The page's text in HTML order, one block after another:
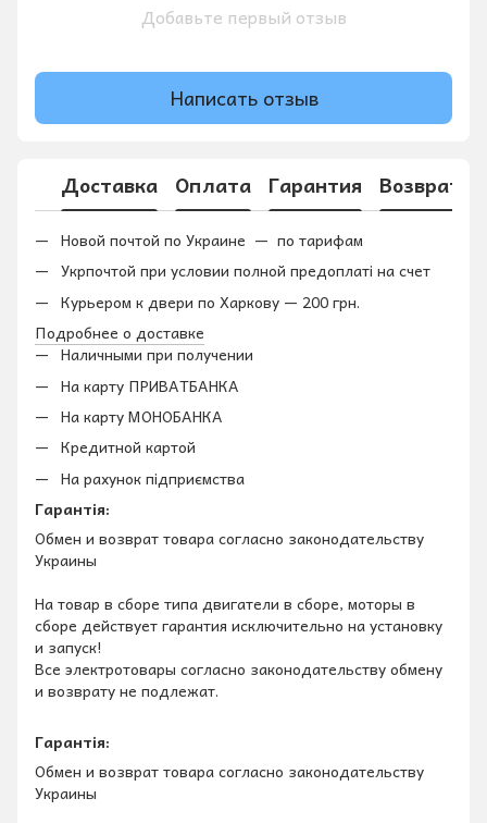
Добавьте первый отзыв
Написать отзыв
Доставка Оплата Гарантия Возврат
Новой почтой по Украине — по тарифам
Укрпочтой при условии полной предоплаті на счет
Курьером к двери по Харкову — 200 грн.
Подробнее о доставке
Наличными при получении
На карту ПРИВАТБАНКА
На карту МОНОБАНКА
Кредитной картой
На рахунок підприємства
Гарантія:
Обмен и возврат товара согласно законодательству
Украины
На товар в сборе типа двигатели в сборе, моторы в
сборе действует гарантия исключительно на установку
и запуск!
Все электротовары согласно законодательству обмену
и возврату не подлежат.
Гарантія:
Обмен и возврат товара согласно законодательству
Украины